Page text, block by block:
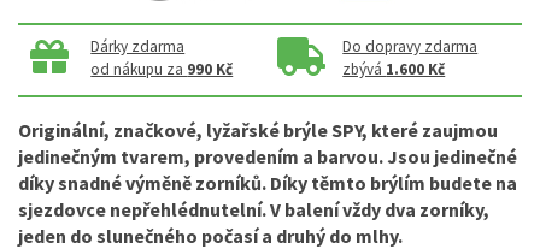
Dárky zdarma
od nákupu za 990 Kč
Do dopravy zdarma
zbývá 1.600 Kč
Originální, značkové, lyžařské brýle SPY, které zaujmou
jedinečným tvarem, provedením a barvou. Jsou jedinečné
díky snadné výměně zorníků. Díky těmto brýlím budete na
sjezdovce nepřehlédnutelní. V balení vždy dva zorníky,
jeden do slunečného počasí a druhý do mlhy.